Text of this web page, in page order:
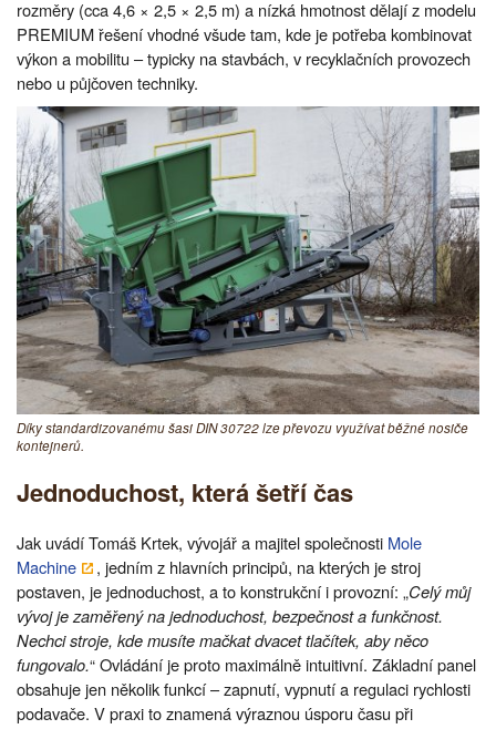
rozměry (cca 4,6 × 2,5 × 2,5 m) a nízká hmotnost dělají z modelu
PREMIUM řešení vhodné všude tam, kde je potřeba kombinovat
výkon a mobilitu – typicky na stavbách, v recyklačních provozech
nebo u půjčoven techniky.
Díky standardizovanému šasi DIN 30722 lze převozu využívat běžné nosiče
kontejnerů.
Jednoduchost, která šetří čas
Jak uvádí Tomáš Krtek, vývojář a majitel společnosti Mole
Machine
, jedním z hlavních principů, na kterých je stroj
postaven, je jednoduchost, a to konstrukční i provozní: „Celý můj
vývoj je zaměřený na jednoduchost, bezpečnost a funkčnost.
Nechci stroje, kde musíte mačkat dvacet tlačítek, aby něco
fungovalo.“ Ovládání je proto maximálně intuitivní. Základní panel
obsahuje jen několik funkcí – zapnutí, vypnutí a regulaci rychlosti
podavače. V praxi to znamená výraznou úsporu času při